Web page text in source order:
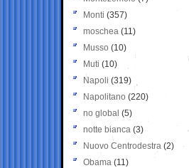
Monti (357)
moschea (11)
Musso (10)
Muti (10)
Napoli (319)
Napolitano (220)
no global (5)
notte bianca (3)
Nuovo Centrodestra (2)
Obama (11)